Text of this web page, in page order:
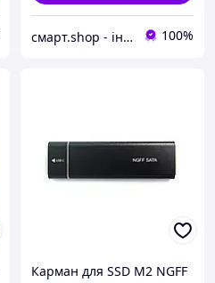
смарт.shop - інтернет магазин електроніки 100%
Карман для SSD M2 NGFF